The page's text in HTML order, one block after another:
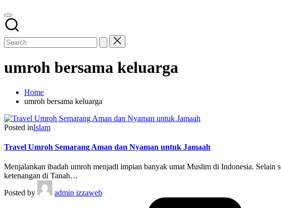
umroh bersama keluarga
Home
umroh bersama keluarga
Posted inIslam
Travel Umroh Semarang Aman dan Nyaman untuk Jamaah
Menjalankan ibadah umroh menjadi impian banyak umat Muslim di Indonesia. Selain
ketenangan di Tanah…
Posted by
admin izzaweb